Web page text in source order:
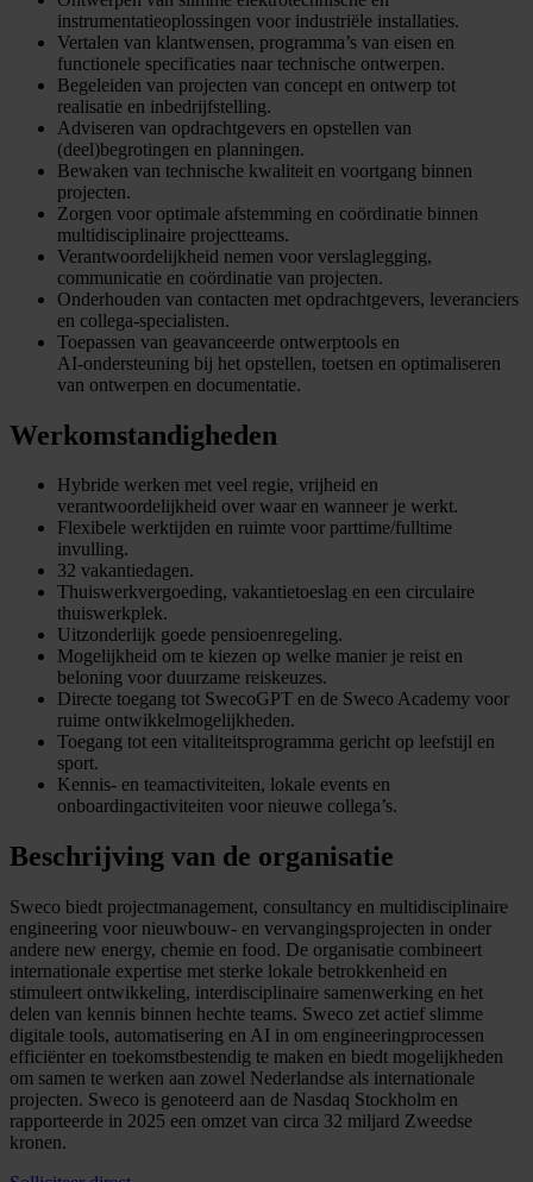
instrumentatieoplossingen voor industriële installaties.
Vertalen van klantwensen, programma’s van eisen en
functionele specificaties naar technische ontwerpen.
Begeleiden van projecten van concept en ontwerp tot
realisatie en inbedrijfstelling.
Adviseren van opdrachtgevers en opstellen van
(deel)begrotingen en planningen.
Bewaken van technische kwaliteit en voortgang binnen
projecten.
Zorgen voor optimale afstemming en coördinatie binnen
multidisciplinaire projectteams.
Verantwoordelijkheid nemen voor verslaglegging,
communicatie en coördinatie van projecten.
Onderhouden van contacten met opdrachtgevers, leveranciers
en collega‑specialisten.
Toepassen van geavanceerde ontwerptools en
AI‑ondersteuning bij het opstellen, toetsen en optimaliseren
van ontwerpen en documentatie.
Werkomstandigheden
Hybride werken met veel regie, vrijheid en
verantwoordelijkheid over waar en wanneer je werkt.
Flexibele werktijden en ruimte voor parttime/fulltime
invulling.
32 vakantiedagen.
Thuiswerkvergoeding, vakantietoeslag en een circulaire
thuiswerkplek.
Uitzonderlijk goede pensioenregeling.
Mogelijkheid om te kiezen op welke manier je reist en
beloning voor duurzame reiskeuzes.
Directe toegang tot SwecoGPT en de Sweco Academy voor
ruime ontwikkelmogelijkheden.
Toegang tot een vitaliteitsprogramma gericht op leefstijl en
sport.
Kennis- en teamactiviteiten, lokale events en
onboardingactiviteiten voor nieuwe collega’s.
Beschrijving van de organisatie
Sweco biedt projectmanagement, consultancy en multidisciplinaire
engineering voor nieuwbouw- en vervangingsprojecten in onder
andere new energy, chemie en food. De organisatie combineert
internationale expertise met sterke lokale betrokkenheid en
stimuleert ontwikkeling, interdisciplinaire samenwerking en het
delen van kennis binnen hechte teams. Sweco zet actief slimme
digitale tools, automatisering en AI in om engineeringprocessen
efficiënter en toekomstbestendig te maken en biedt mogelijkheden
om samen te werken aan zowel Nederlandse als internationale
projecten. Sweco is genoteerd aan de Nasdaq Stockholm en
rapporteerde in 2025 een omzet van circa 32 miljard Zweedse
kronen.